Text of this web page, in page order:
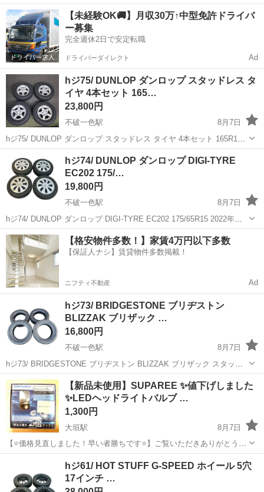
ホイール ダンロップ ウィンターマックス スタッドレスタイヤ
195/65R15 セット 中古品となります。 画像が全...
岐阜 羽島市 不破一色駅 タイヤ、ホイール
【未経験OK🚚】月収30万↑中型免許ドライバ
ー募集
完全週休2日で安定転職
ドライバーダイレクト Ad
hジ75/ DUNLOP ダンロップ スタッドレス タ
イヤ 4本セット 165…
23,800円
不破一色駅
8月7日
hジ75/ DUNLOP ダンロップ スタッドレス タイヤ 4本セット 165R13
8PR VAN バン Violento T-695KG 3E59L 19X5J 5穴 23年製 中古品とな
ります。 画像が全てとな...
タイヤ、ホイール
hジ74/ DUNLOP ダンロップ DIGI-TYRE
EC202 175/…
19,800円
不破一色駅
8月7日
hジ74/ DUNLOP ダンロップ DIGI-TYRE EC202 175/65R15 2022年製
4×100 鉄チン 車 中古品になります。 画像に写っている物が全てとな
ります。 水曜日以外、10時 ～ ...
岐阜 羽島市 不破一色駅 タイヤ、ホイール
【格安物件多数！】家賃4万円以下多数
【保証人ナシ】賃貸物件多数掲載！
ニフティ不動産 Ad
hジ73/ BRIDGESTONE ブリヂストン
BLIZZAK ブリザック …
16,800円
不破一色駅
8月7日
hジ73/ BRIDGESTONE ブリヂストン BLIZZAK ブリザック スタッド
レスタイヤ タイヤのみ 195/65R15 2022年製 カー用品 自動車 冬タイ
ヤ 4本セット 中古品となります。 画像が全てと...
岐阜 羽島市 不破一色駅 タイヤ、ホイール
【新品未使用】SUPAREE ✨️値下げしました
✨️LEDヘッドライトバルブ …
1,300円
大垣駅
8月7日
【⭐️価格見直しました！早い者勝ちです⭐️】ご覧いただきありがとうご
ざいます！ 使わなくなったカー用品の整理のため出品します。
SUPAREE製のLEDヘッドライトバルブ（H4規格）です。 状態：新
品・未使用 品番：SP...
hジ61/ HOT STUFF G-SPEED ホイール 5穴
17インチ …